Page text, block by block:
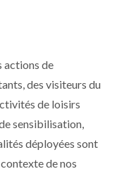
actions de
des visiteurs du
de loisirs
sensibilisation,
déployées sont
de nos